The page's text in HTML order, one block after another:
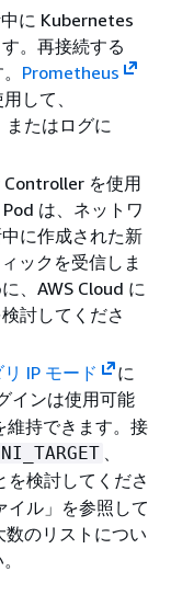
に Kubernetes
。再接続する
Prometheus
して、
またはログに
を使用
は、ネットワ
に作成された新
ックを受信しま
、AWS Cloud に
討してくださ
IP モード
に
インは使用可能
維持できます。接
、
を検討してくださ
イル」を参照して
数のリストについ